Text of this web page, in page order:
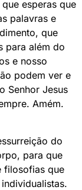
esperas que
palavras e
que
para além do
e nosso
podem ver e
Senhor Jesus
Amém.
do
para que
filosofias que